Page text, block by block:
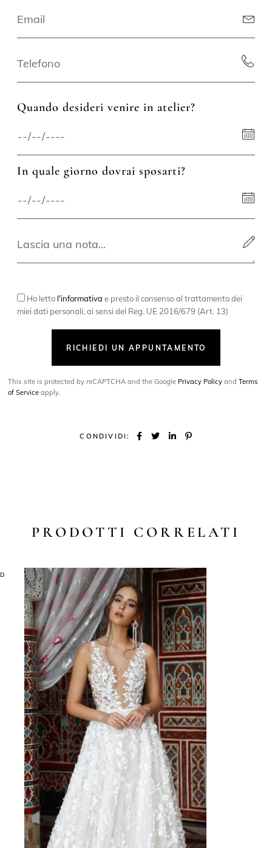
Quando desideri venire in atelier?
In quale giorno dovrai sposarti?
Ho letto l'informativa e presto il consenso al trattamento dei
miei dati personali, ai sensi del Reg. UE 2016/679 (Art. 13)
RICHIEDI UN APPUNTAMENTO
This site is protected by reCAPTCHA and the Google Privacy Policy andTerms
of Service apply.
CONDIVIDI:
PRODOTTI CORRELATI